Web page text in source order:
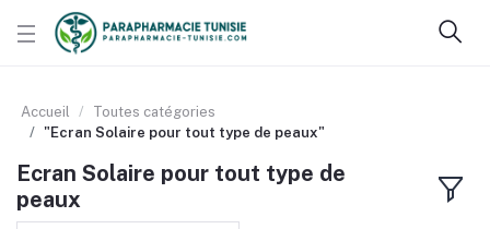
Accueil
Toutes catégories
"Ecran Solaire pour tout type de peaux"
Ecran Solaire pour tout type de
peaux